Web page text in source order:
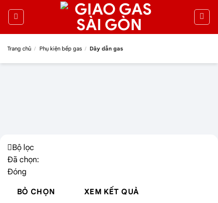
Trang chủ / Phụ kiện bếp gas / Dây dẫn gas
Bộ lọc
Đã chọn:
Đóng
BỎ CHỌN XEM KẾT QUẢ